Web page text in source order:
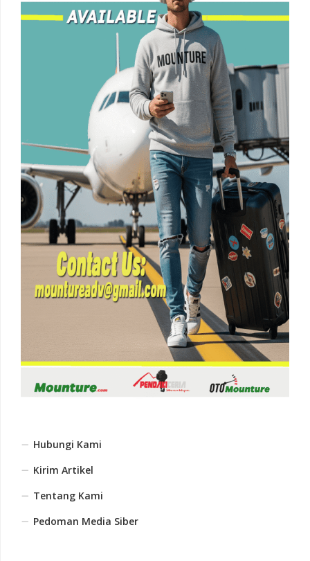
Hubungi Kami
Kirim Artikel
Tentang Kami
Pedoman Media Siber